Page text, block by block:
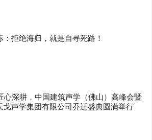
：拒绝海归，就是自寻死路！
心深耕，中国建筑声学（佛山）高峰会暨
戈声学集团有限公司乔迁盛典圆满举行